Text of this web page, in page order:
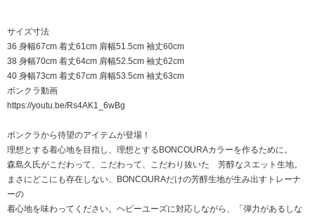
サイズ寸法
36 身幅67cm 着丈61cm 肩幅51.5cm 袖丈60cm
38 身幅70cm 着丈64cm 肩幅52.5cm 袖丈62cm
40 身幅73cm 着丈67cm 肩幅53.5cm 袖丈63cm
ボンクラ動画
https://youtu.be/Rs4AK1_6wBg
ボンクラから待望のアイテムが登場！
理想とする着心地を目指し、理想とするBONCOURAカラーを作るために。
森島久氏がこだわって、こだわって、こだわり抜いた 芳醇なスエット生地。
まさにどこにも存在しない、BONCOURAだけの芳醇生地が生み出すトレーナ
ーの
着心地を味わってください。ヘビーユーズに対応しながら、「弾力があるしな